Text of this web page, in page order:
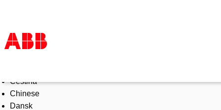
Products & Solutions
Industries
Services
Čeština
Chinese
Dansk